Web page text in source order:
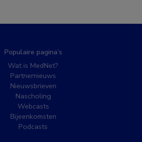
Populaire pagina’s
Wat is MedNet?
Partnernieuws
Nieuwsbrieven
Nascholing
Webcasts
Bijeenkomsten
Podcasts